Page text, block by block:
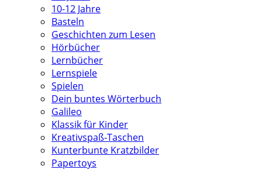
10-12 Jahre
Basteln
Geschichten zum Lesen
Hörbücher
Lernbücher
Lernspiele
Spielen
Dein buntes Wörterbuch
Galileo
Klassik für Kinder
Kreativspaß-Taschen
Kunterbunte Kratzbilder
Papertoys